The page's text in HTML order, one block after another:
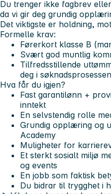
Du trenger ikke fagbrev
da vi gir deg grundig
Det viktigste er holdning,
Formelle krav:
Førerkort klasse B
Svært god muntlig
Tilfredsstillende
deg i søknadsprosessen
Hva får du igjen?
Fast garantilønn +
inntekt
En selvstendig rolle
Grundig opplæring og
Academy
Muligheter for
Et sterkt sosialt miljø
og events
En jobb som faktisk
Du bidrar til trygghet i